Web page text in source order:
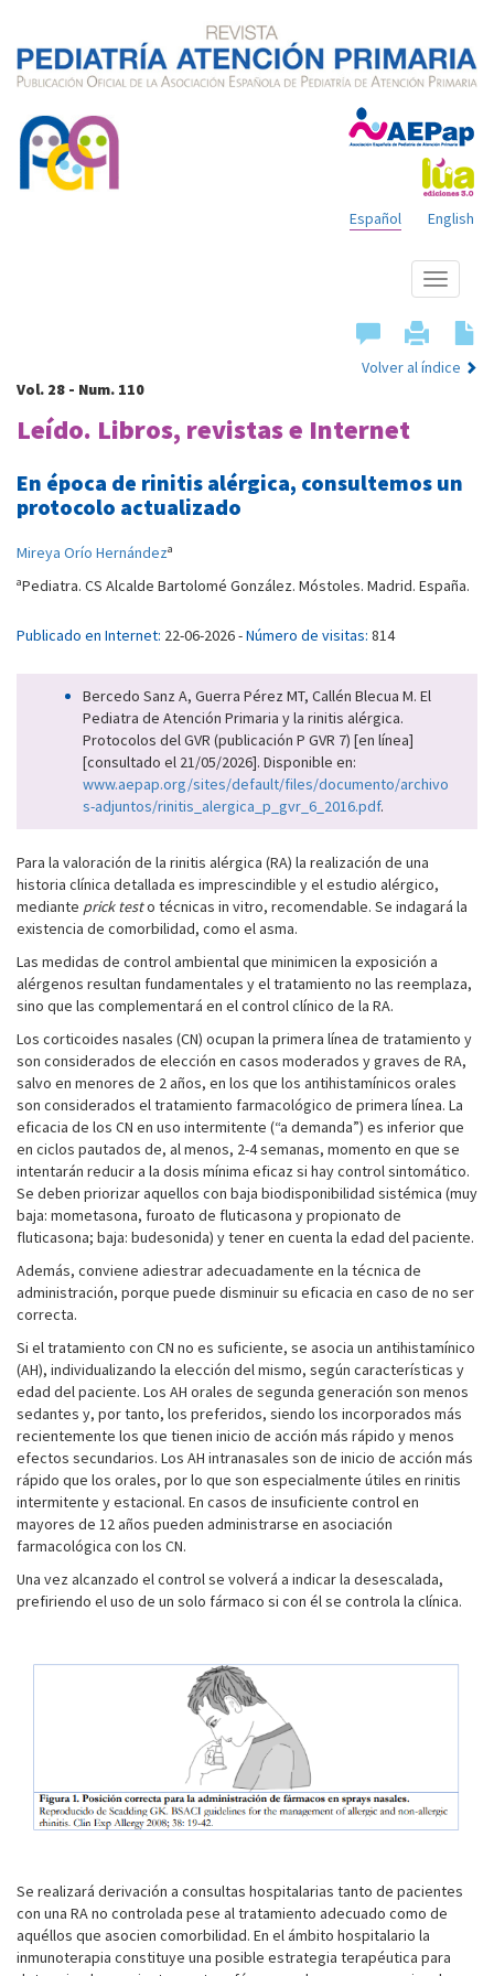
English
Español
Mostrar
menú
Volver al índice
Vol. 28 - Num. 110
Leído. Libros, revistas e Internet
En época de rinitis alérgica, consultemos un
protocolo actualizado
Mireya Orío Hernándeza
aPediatra. CS Alcalde Bartolomé González. Móstoles. Madrid. España.
Publicado en Internet: 22-06-2026 -Número de visitas: 814
Bercedo Sanz A, Guerra Pérez MT, Callén Blecua M. El
Pediatra de Atención Primaria y la rinitis alérgica.
Protocolos del GVR (publicación P GVR 7) [en línea]
[consultado el 21/05/2026]. Disponible en:
www.aepap.org/sites/default/files/documento/archivo
s-adjuntos/rinitis_alergica_p_gvr_6_2016.pdf.
Para la valoración de la rinitis alérgica (RA) la realización de una
historia clínica detallada es imprescindible y el estudio alérgico,
mediante prick testo técnicas in vitro, recomendable. Se indagará la
existencia de comorbilidad, como el asma.
Las medidas de control ambiental que minimicen la exposición a
alérgenos resultan fundamentales y el tratamiento no las reemplaza,
sino que las complementará en el control clínico de la RA.
Los corticoides nasales (CN) ocupan la primera línea de tratamiento y
son considerados de elección en casos moderados y graves de RA,
salvo en menores de 2 años, en los que los antihistamínicos orales
son considerados el tratamiento farmacológico de primera línea. La
eficacia de los CN en uso intermitente (“a demanda”) es inferior que
en ciclos pautados de, al menos, 2-4 semanas, momento en que se
intentarán reducir a la dosis mínima eficaz si hay control sintomático.
Se deben priorizar aquellos con baja biodisponibilidad sistémica (muy
baja: mometasona, furoato de fluticasona y propionato de
fluticasona; baja: budesonida) y tener en cuenta la edad del paciente.
Además, conviene adiestrar adecuadamente en la técnica de
administración, porque puede disminuir su eficacia en caso de no ser
correcta.
Si el tratamiento con CN no es suficiente, se asocia un antihistamínico
(AH), individualizando la elección del mismo, según características y
edad del paciente. Los AH orales de segunda generación son menos
sedantes y, por tanto, los preferidos, siendo los incorporados más
recientemente los que tienen inicio de acción más rápido y menos
efectos secundarios. Los AH intranasales son de inicio de acción más
rápido que los orales, por lo que son especialmente útiles en rinitis
intermitente y estacional. En casos de insuficiente control en
mayores de 12 años pueden administrarse en asociación
farmacológica con los CN.
Una vez alcanzado el control se volverá a indicar la desescalada,
prefiriendo el uso de un solo fármaco si con él se controla la clínica.
Se realizará derivación a consultas hospitalarias tanto de pacientes
con una RA no controlada pese al tratamiento adecuado como de
aquéllos que asocien comorbilidad. En el ámbito hospitalario la
inmunoterapia constituye una posible estrategia terapéutica para